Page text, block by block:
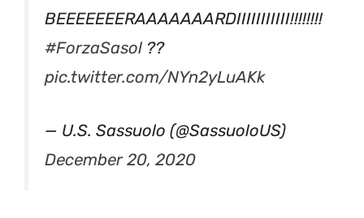
BEEEEEEERAAAAAAARDIIIIIIIIIII!!!!!!!!
#ForzaSasol ??
pic.twitter.com/NYn2yLuAKk
— U.S. Sassuolo (@SassuoloUS)
December 20, 2020